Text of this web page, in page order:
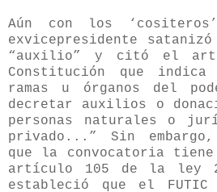
Aún con los
exvicepresidente
“auxilio” y citó el
Constitución que indica
ramas u órganos del
decretar auxilios o
personas naturales o
privado...” Sin
que la convocatoria tiene
artículo 105 de la ley
estableció que el